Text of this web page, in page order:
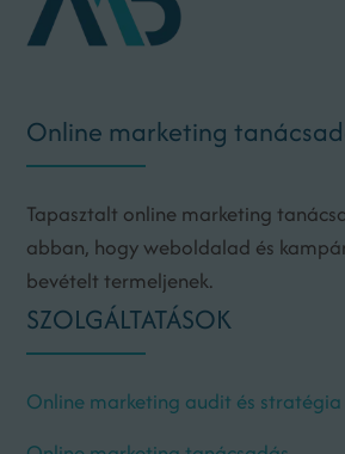
Online marketing
Tapasztalt online marketing
abban, hogy weboldalad és
bevételt termeljenek.
SZOLGÁLTATÁSOK
Online marketing audit és